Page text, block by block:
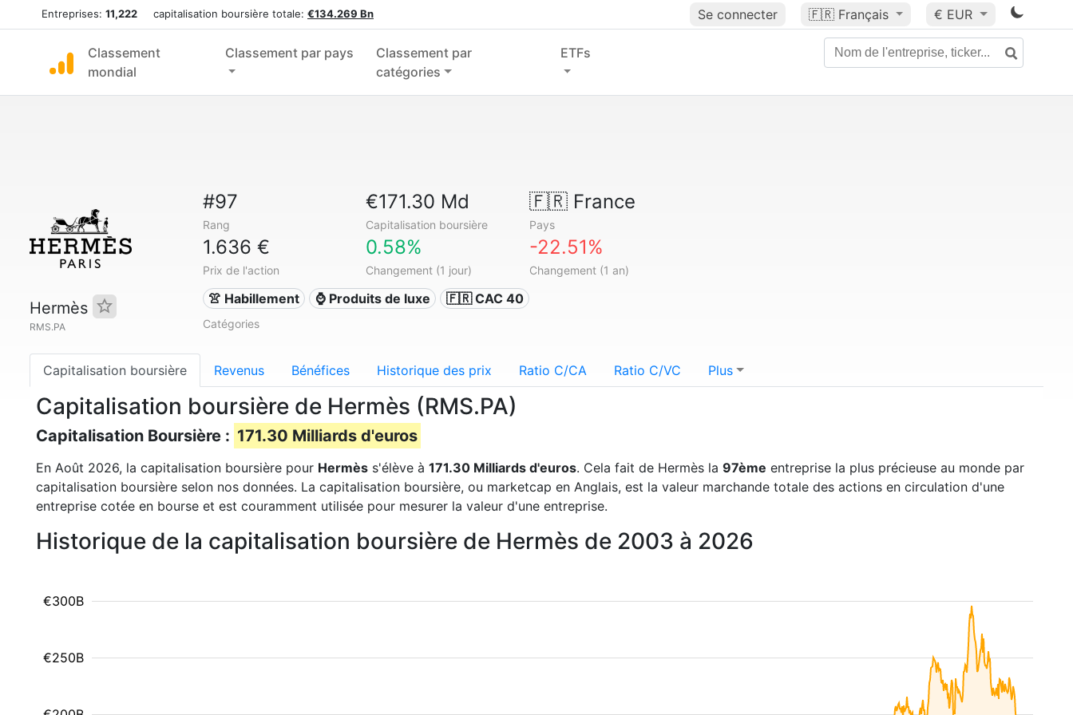
Entreprises: 11,222 capitalisation boursière totale: €134.269 Bn Se connecter 🇫🇷 Français € EUR
Classement
mondial
Classement par pays
Classement par
catégories
ETFs
Hermès
RMS.PA
#97
Rang
€171.30 Md
Capitalisation boursière
🇫🇷France
Pays
1.636 €
Prix de l'action
0.58%
Changement (1 jour)
-22.51%
Changement (1 an)
👚 Habillement ⌚ Produits de luxe 🇫🇷 CAC 40
Catégories
Capitalisation boursière Revenus Bénéfices Historique des prix Ratio C/CA Ratio C/VC Plus
Capitalisation boursière de Hermès (RMS.PA)
Capitalisation Boursière : 171.30 Milliards d'euros
En Août 2026, la capitalisation boursière pour Hermès s'élève à 171.30 Milliards d'euros. Cela fait de Hermès la 97ème entreprise la plus précieuse au monde par
capitalisation boursière selon nos données. La capitalisation boursière, ou marketcap en Anglais, est la valeur marchande totale des actions en circulation d'une
entreprise cotée en bourse et est couramment utilisée pour mesurer la valeur d'une entreprise.
Historique de la capitalisation boursière de Hermès de 2003 à 2026
€250B
€300B